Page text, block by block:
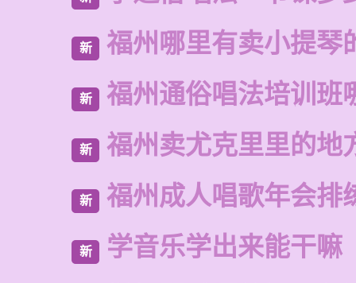
新 福州哪里有卖小提琴
新 福州通俗唱法培训班
新 福州卖尤克里里的地
新 福州成人唱歌年会排
新 学音乐学出来能干嘛